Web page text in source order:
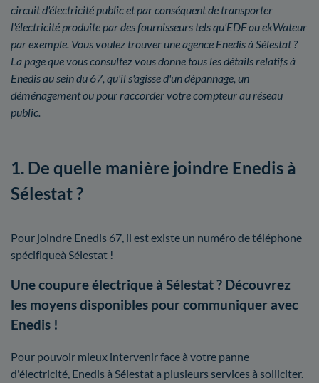
circuit d'électricité public et par conséquent de transporter
l'électricité produite par des fournisseurs tels qu'EDF ou ekWateur
par exemple. Vous voulez trouver une agence Enedis à Sélestat ?
La page que vous consultez vous donne tous les détails relatifs à
Enedis au sein du 67, qu'il s'agisse d'un dépannage, un
déménagement ou pour raccorder votre compteur au réseau
public.
1. De quelle manière joindre Enedis à
Sélestat ?
Pour joindre Enedis 67, il est existe un numéro de téléphone
spécifiqueà Sélestat !
Une coupure électrique à Sélestat ? Découvrez
les moyens disponibles pour communiquer avec
Enedis !
Pour pouvoir mieux intervenir face à votre panne
d'électricité, Enedis à Sélestat a plusieurs services à solliciter.